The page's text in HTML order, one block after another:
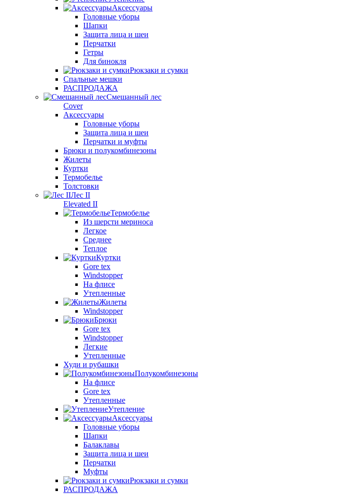
Аксессуары
Головные уборы
Шапки
Защита лица и шеи
Перчатки
Гетры
Для бинокля
Рюкзаки и сумки
Спальные мешки
РАСПРОДАЖА
Смешанный лес
Cover
Аксессуары
Головные уборы
Защита лица и шеи
Перчатки и муфты
Брюки и полукомбинезоны
Жилеты
Куртки
Термобелье
Толстовки
Лес II
Elevated II
Термобелье
Из шерсти мериноса
Легкое
Среднее
Теплое
Куртки
Gore tex
Windstopper
На флисе
Утепленные
Жилеты
Windstopper
Брюки
Gore tex
Windstopper
Легкие
Утепленные
Худи и рубашки
Полукомбинезоны
На флисе
Gore tex
Утепленные
Утепление
Аксессуары
Головные уборы
Шапки
Балаклавы
Защита лица и шеи
Перчатки
Муфты
Рюкзаки и сумки
РАСПРОДАЖА